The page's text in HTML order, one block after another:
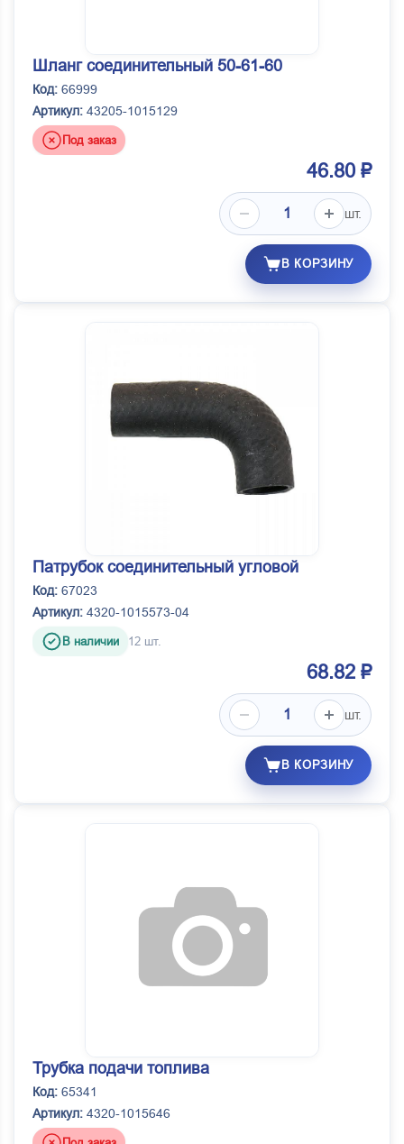
Шланг соединительный 50-61-60
Код: 66999
Артикул: 43205-1015129
Под заказ
46.80 ₽
шт.
В КОРЗИНУ
Патрубок соединительный угловой
Код: 67023
Артикул: 4320-1015573-04
В наличии 12 шт.
68.82 ₽
шт.
В КОРЗИНУ
Трубка подачи топлива
Код: 65341
Артикул: 4320-1015646